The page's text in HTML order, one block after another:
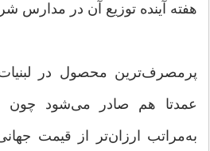
هفته آینده توزیع آن در مدارس
پرمصرف‌ترین محصول در
عمدتا هم صادر می‌شود چون
به‌مراتب ارزان‌تر از قیمت